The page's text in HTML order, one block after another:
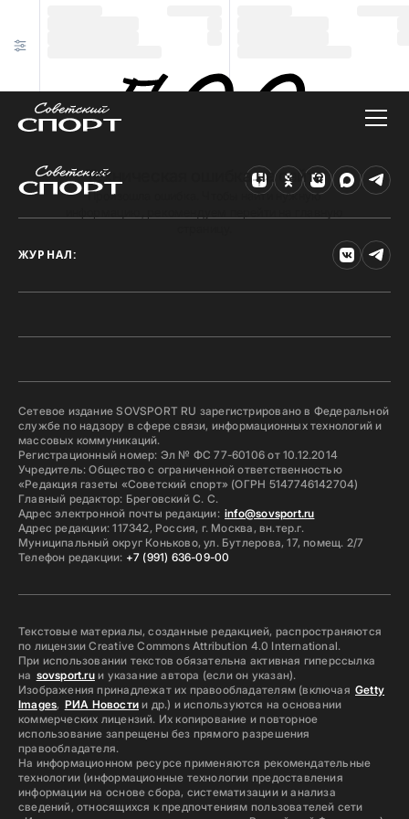
Техническая ошибка на сайте
Произошла ошибка. Чтобы найти нужную
ЖУРНАЛ:
Сетевое издание SOVSPORT RU зарегистрировано в Федеральной
службе по надзору в сфере связи, информационных технологий и
массовых коммуникаций.
Регистрационный номер: Эл № ФС 77-60106 от 10.12.2014
Учредитель: Общество с ограниченной ответственностью
«Редакция газеты «Советский спорт» (ОГРН 5147746142704)
Главный редактор: Бреговский С. С.
Адрес электронной почты редакции: info@sovsport.ru
Адрес редакции: 117342, Россия, г. Москва, вн.тер.г.
Муниципальный округ Коньково, ул. Бутлерова, 17, помещ. 2/7
Телефон редакции: +7 (991) 636-09-00
Текстовые материалы, созданные редакцией, распространяются
по лицензии Creative Commons Attribution 4.0 International.
При использовании текстов обязательна активная гиперссылка
на sovsport.ruи указание автора (если он указан).
Изображения принадлежат их правообладателям (включая Getty
Images, РИА Новостии др.) и используются на основании
коммерческих лицензий. Их копирование и повторное
использование запрещены без прямого разрешения
правообладателя.
На информационном ресурсе применяются рекомендательные
технологии (информационные технологии предоставления
информации на основе сбора, систематизации и анализа
сведений, относящихся к предпочтениям пользователей сети